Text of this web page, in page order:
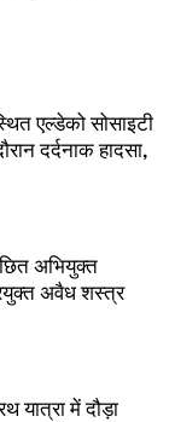
एल्डेको सोसाइटी
दर्दनाक हादसा,
अभियुक्त
अवैध शस्त्र
यात्रा में दौड़ा